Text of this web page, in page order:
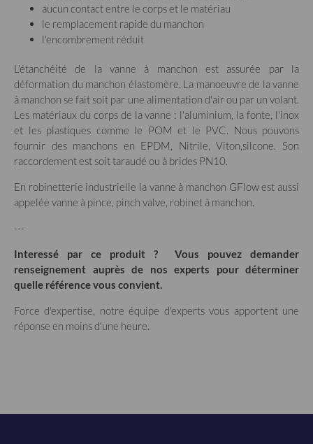
aucun contact entre le corps et le matériau
le remplacement rapide du manchon
l'encombrement réduit
L'étanchéité de la vanne à manchon est assurée par la
déformation du manchon élastomère. La manoeuvre de la vanne
à manchon se fait soit par une alimentation d'air ou par un volant.
Les matériaux du corps de la vanne : l'aluminium, la fonte, l'inox
et les plastiques comme le POM et le PVC. Nous pouvons
fournir des manchons en EPDM, Nitrile, Viton,silcone. Son
raccordement est soit taraudé ou à brides PN10.
En robinetterie industrielle la vanne à manchon GFlow est aussi
appelée vanne à pince, pinch valve, robinet à manchon.
---
Interessé par ce produit ? Vous pouvez demander
renseignement auprès de nos experts pour déterminer
quelle référence vous convient.
Force d'expertise, notre équipe d'experts vous apportent une
réponse en moins d'une heure.